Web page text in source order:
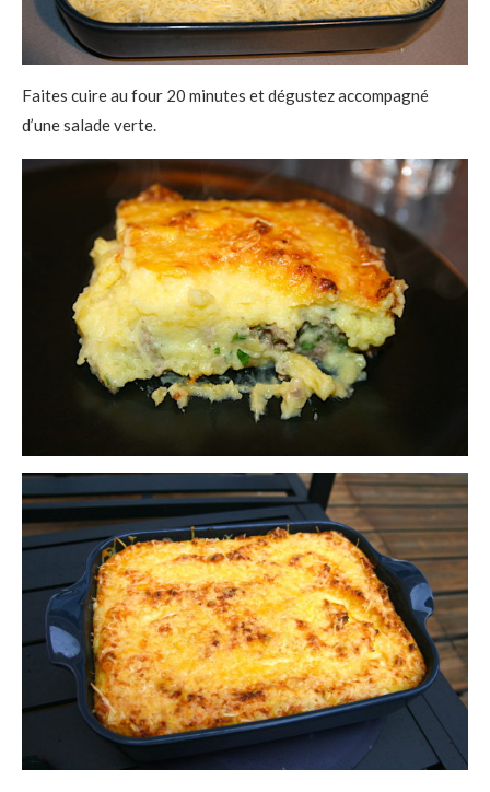
Faites cuire au four 20 minutes et dégustez accompagné
d’une salade verte.